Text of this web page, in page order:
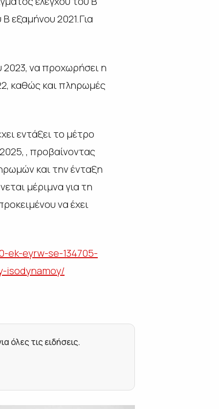
εξαμήνου 2021.Για
2023, να προχωρήσει η
καθώς και πληρωμές
εντάξει το μέτρο
, προβαίνοντας
και την ένταξη
μέριμνα για τη
να έχει
ek-eyrw-se-134705-
isodynamoy/
όλες τις ειδήσεις.